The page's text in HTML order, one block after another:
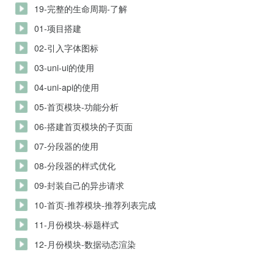
19-完整的生命周期-了解
01-项目搭建
02-引入字体图标
03-uni-ui的使用
04-uni-api的使用
05-首页模块-功能分析
06-搭建首页模块的子页面
07-分段器的使用
08-分段器的样式优化
09-封装自己的异步请求
10-首页-推荐模块-推荐列表完成
11-月份模块-标题样式
12-月份模块-数据动态渲染